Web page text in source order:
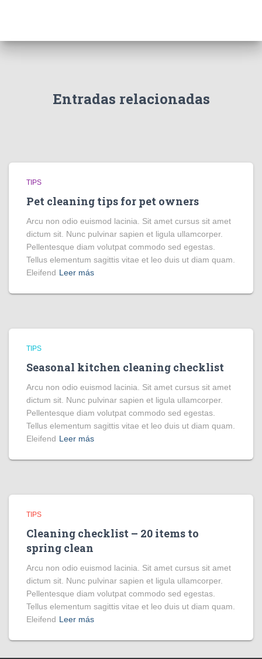
Entradas relacionadas
TIPS
Pet cleaning tips for pet owners
Arcu non odio euismod lacinia. Sit amet cursus sit amet
dictum sit. Nunc pulvinar sapien et ligula ullamcorper.
Pellentesque diam volutpat commodo sed egestas.
Tellus elementum sagittis vitae et leo duis ut diam quam.
Eleifend Leer más
TIPS
Seasonal kitchen cleaning checklist
Arcu non odio euismod lacinia. Sit amet cursus sit amet
dictum sit. Nunc pulvinar sapien et ligula ullamcorper.
Pellentesque diam volutpat commodo sed egestas.
Tellus elementum sagittis vitae et leo duis ut diam quam.
Eleifend Leer más
TIPS
Cleaning checklist – 20 items to
spring clean
Arcu non odio euismod lacinia. Sit amet cursus sit amet
dictum sit. Nunc pulvinar sapien et ligula ullamcorper.
Pellentesque diam volutpat commodo sed egestas.
Tellus elementum sagittis vitae et leo duis ut diam quam.
Eleifend Leer más